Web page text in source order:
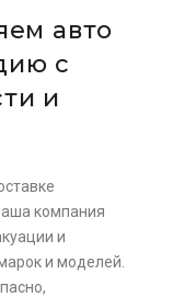
авто
с
и
компания
и
и моделей.